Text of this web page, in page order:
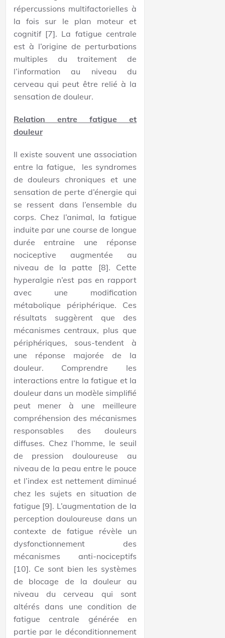
répercussions multifactorielles à
la fois sur le plan moteur et
cognitif [7]. La fatigue centrale
est à l’origine de perturbations
multiples du traitement de
l’information au niveau du
cerveau qui peut être relié à la
sensation de douleur.
Relation entre fatigue et
douleur
Il existe souvent une association
entre la fatigue, les syndromes
de douleurs chroniques et une
sensation de perte d’énergie qui
se ressent dans l’ensemble du
corps. Chez l’animal, la fatigue
induite par une course de longue
durée entraine une réponse
nociceptive augmentée au
niveau de la patte [8]. Cette
hyperalgie n’est pas en rapport
avec une modification
métabolique périphérique. Ces
résultats suggèrent que des
mécanismes centraux, plus que
périphériques, sous-tendent à
une réponse majorée de la
douleur. Comprendre les
interactions entre la fatigue et la
douleur dans un modèle simplifié
peut mener à une meilleure
compréhension des mécanismes
responsables des douleurs
diffuses. Chez l’homme, le seuil
de pression douloureuse au
niveau de la peau entre le pouce
et l’index est nettement diminué
chez les sujets en situation de
fatigue [9]. L’augmentation de la
perception douloureuse dans un
contexte de fatigue révèle un
dysfonctionnement des
mécanismes anti-nociceptifs
[10]. Ce sont bien les systèmes
de blocage de la douleur au
niveau du cerveau qui sont
altérés dans une condition de
fatigue centrale générée en
partie par le déconditionnement